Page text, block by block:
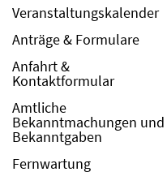
Veranstaltungskalender
Anträge & Formulare
Anfahrt &
Kontaktformular
Amtliche
Bekanntmachungen und
Bekanntgaben
Fernwartung